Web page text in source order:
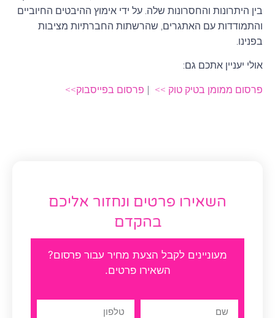
בין היתרונות והחסרונות שלה. על ידי אימוץ ההיבטים החיוביים
והתמודדות עם האתגרים, שהרשתות החברתיות מציבות
בפנינו.
אולי יעניין אתכם גם:
פרסום ממומן בטיק טוק >> | פרסום בפייסבוק>>
השאירו פרטים ונחזור אליכם
בהקדם
מעוניינים לקבל הצעת מחיר עבור פרסום?
השאירו פרטים.